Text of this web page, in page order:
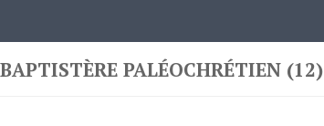
PALÉOCHRÉTIEN (12)